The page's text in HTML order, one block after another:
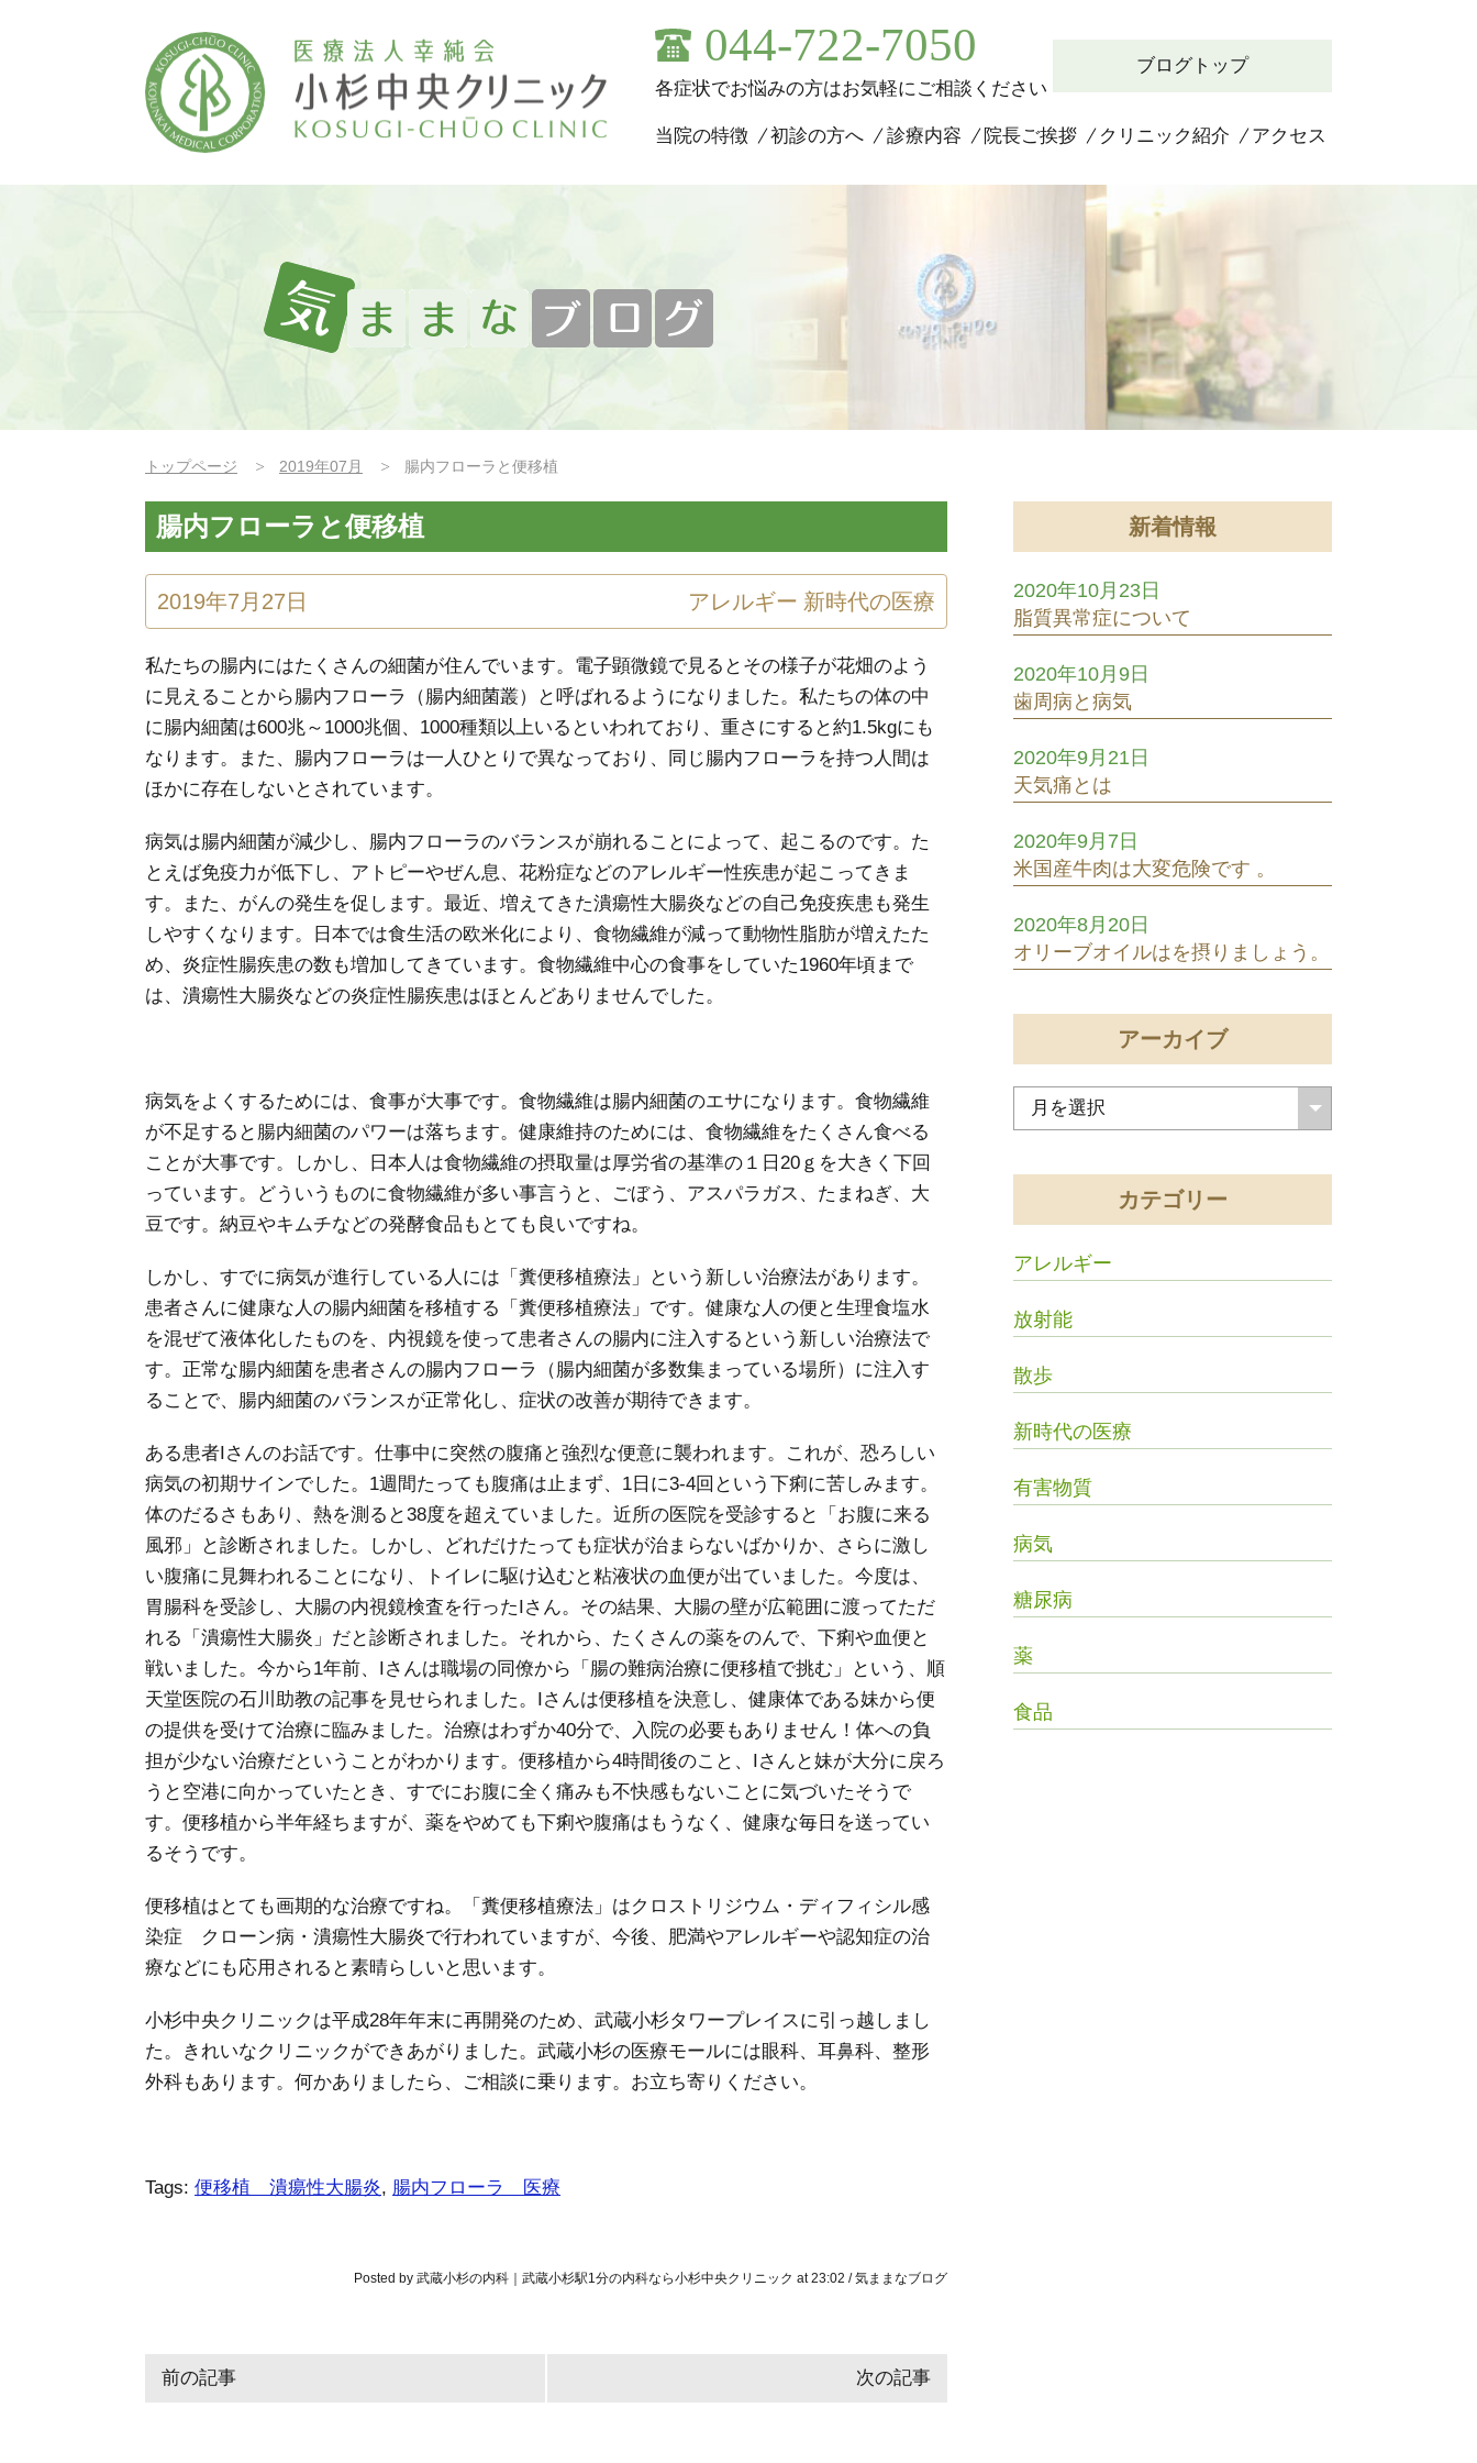
044-722-7050
各症状でお悩みの方はお気軽にご相談ください
ブログトップ
当院の特徴 初診の方へ 診療内容 院長ご挨拶 クリニック紹介 アクセス
トップページ 2019年07月 腸内フローラと便移植
腸内フローラと便移植
2019年7月27日 アレルギー 新時代の医療
私たちの腸内にはたくさんの細菌が住んでいます。電子顕微鏡で見るとその様子が花畑のよう
に見えることから腸内フローラ（腸内細菌叢）と呼ばれるようになりました。私たちの体の中
に腸内細菌は600兆～1000兆個、1000種類以上いるといわれており、重さにすると約1.5kgにも
なります。また、腸内フローラは一人ひとりで異なっており、同じ腸内フローラを持つ人間は
ほかに存在しないとされています。
病気は腸内細菌が減少し、腸内フローラのバランスが崩れることによって、起こるのです。た
とえば免疫力が低下し、アトピーやぜん息、花粉症などのアレルギー性疾患が起こってきま
す。また、がんの発生を促します。最近、増えてきた潰瘍性大腸炎などの自己免疫疾患も発生
しやすくなります。日本では食生活の欧米化により、食物繊維が減って動物性脂肪が増えたた
め、炎症性腸疾患の数も増加してきています。食物繊維中心の食事をしていた1960年頃まで
は、潰瘍性大腸炎などの炎症性腸疾患はほとんどありませんでした。
病気をよくするためには、食事が大事です。食物繊維は腸内細菌のエサになります。食物繊維
が不足すると腸内細菌のパワーは落ちます。健康維持のためには、食物繊維をたくさん食べる
ことが大事です。しかし、日本人は食物繊維の摂取量は厚労省の基準の１日20ｇを大きく下回
っています。どういうものに食物繊維が多い事言うと、ごぼう、アスパラガス、たまねぎ、大
豆です。納豆やキムチなどの発酵食品もとても良いですね。
しかし、すでに病気が進行している人には「糞便移植療法」という新しい治療法があります。
患者さんに健康な人の腸内細菌を移植する「糞便移植療法」です。健康な人の便と生理食塩水
を混ぜて液体化したものを、内視鏡を使って患者さんの腸内に注入するという新しい治療法で
す。正常な腸内細菌を患者さんの腸内フローラ（腸内細菌が多数集まっている場所）に注入す
ることで、腸内細菌のバランスが正常化し、症状の改善が期待できます。
ある患者Iさんのお話です。仕事中に突然の腹痛と強烈な便意に襲われます。これが、恐ろしい
病気の初期サインでした。1週間たっても腹痛は止まず、1日に3-4回という下痢に苦しみます。
体のだるさもあり、熱を測ると38度を超えていました。近所の医院を受診すると「お腹に来る
風邪」と診断されました。しかし、どれだけたっても症状が治まらないばかりか、さらに激し
い腹痛に見舞われることになり、トイレに駆け込むと粘液状の血便が出ていました。今度は、
胃腸科を受診し、大腸の内視鏡検査を行ったIさん。その結果、大腸の壁が広範囲に渡ってただ
れる「潰瘍性大腸炎」だと診断されました。それから、たくさんの薬をのんで、下痢や血便と
戦いました。今から1年前、Iさんは職場の同僚から「腸の難病治療に便移植で挑む」という、順
天堂医院の石川助教の記事を見せられました。Iさんは便移植を決意し、健康体である妹から便
の提供を受けて治療に臨みました。治療はわずか40分で、入院の必要もありません！体への負
担が少ない治療だということがわかります。便移植から4時間後のこと、Iさんと妹が大分に戻ろ
うと空港に向かっていたとき、すでにお腹に全く痛みも不快感もないことに気づいたそうで
す。便移植から半年経ちますが、薬をやめても下痢や腹痛はもうなく、健康な毎日を送ってい
るそうです。
便移植はとても画期的な治療ですね。「糞便移植療法」はクロストリジウム・ディフィシル感
染症 クローン病・潰瘍性大腸炎で行われていますが、今後、肥満やアレルギーや認知症の治
療などにも応用されると素晴らしいと思います。
小杉中央クリニックは平成28年年末に再開発のため、武蔵小杉タワープレイスに引っ越しまし
た。きれいなクリニックができあがりました。武蔵小杉の医療モールには眼科、耳鼻科、整形
外科もあります。何かありましたら、ご相談に乗ります。お立ち寄りください。
Tags: 便移植 潰瘍性大腸炎, 腸内フローラ 医療
Posted by 武蔵小杉の内科｜武蔵小杉駅1分の内科なら小杉中央クリニック at23:02 /気ままなブログ
前の記事 次の記事
新着情報
脂質異常症について
2020年10月23日
歯周病と病気
2020年10月9日
天気痛とは
2020年9月21日
米国産牛肉は大変危険です 。
2020年9月7日
オリーブオイルはを摂りましょう。
2020年8月20日
アーカイブ
カテゴリー
アレルギー
放射能
散歩
新時代の医療
有害物質
病気
糖尿病
薬
食品